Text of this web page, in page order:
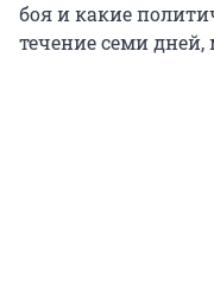
боя и какие
течение семи